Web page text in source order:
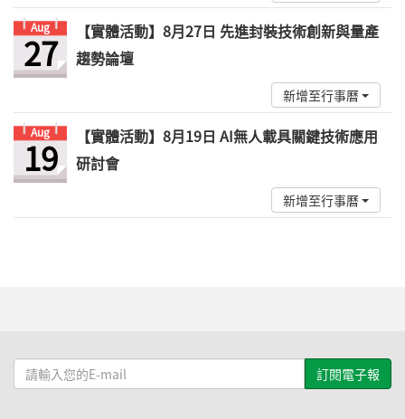
Aug
27
【實體活動】8月27日 先進封裝技術創新與量產
趨勢論壇
新增至行事曆
Aug
19
【實體活動】8月19日 AI無人載具關鍵技術應用
研討會
新增至行事曆
請
輸